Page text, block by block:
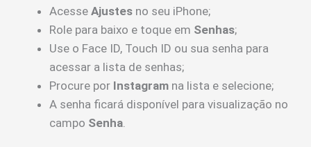
Acesse Ajustes no seu iPhone;
Role para baixo e toque em Senhas;
Use o Face ID, Touch ID ou sua senha para
acessar a lista de senhas;
Procure por Instagram na lista e selecione;
A senha ficará disponível para visualização no
campo Senha